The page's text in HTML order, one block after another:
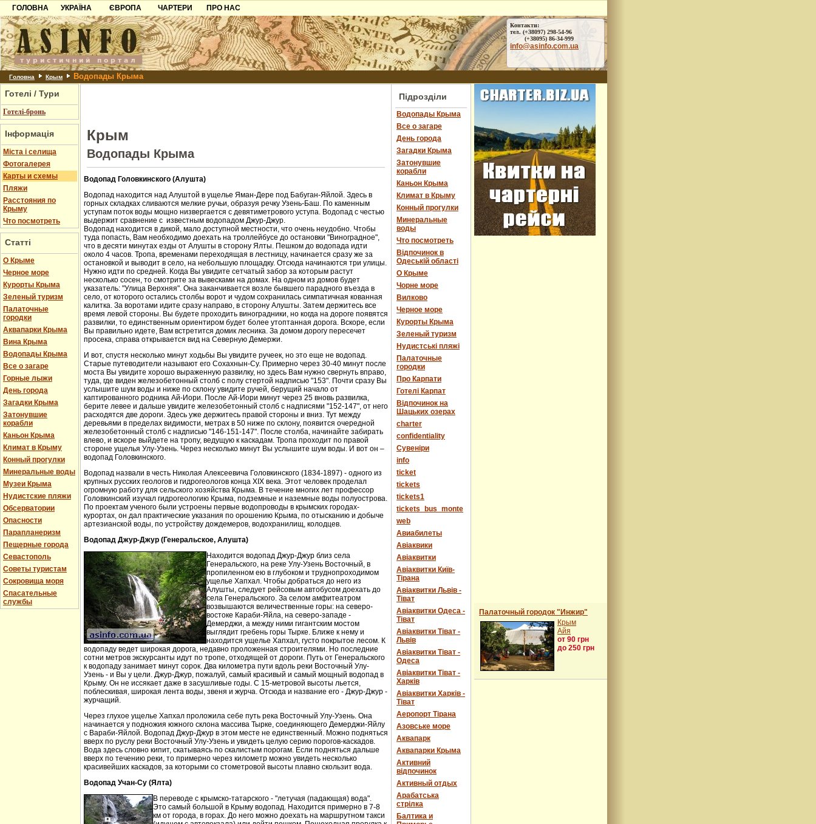
ГОЛОВНА
УКРАЇНА
Карпати
Азов
Причорноморря
Шацьк
ЄВРОПА
Чорногорія
Хорватія
Болгарія
Албанія
ЧАРТЕРИ
ПРО НАС
Контакти
Партнерам
Додати готель
Контакти:
тел. (+38097) 298-54-96
(+38095) 86-34-999
info@asinfo.com.ua
Головна Крым Водопады Крыма
Готелі / Тури
Готелі-бронь
Інформація
Міста і селища
Фотогалерея
Карты и схемы
Пляжи
Расстояния по
Крыму
Что посмотреть
Статті
О Крыме
Черное море
Курорты Крыма
Зеленый туризм
Палаточные
городки
Аквапарки Крыма
Вина Крыма
Водопады Крыма
Все о загаре
Горные лыжи
День города
Загадки Крыма
Затонувшие
корабли
Каньон Крыма
Климат в Крыму
Конный прогулки
Минеральные воды
Музеи Крыма
Нудистские пляжи
Обсерватории
Опасности
Парапланеризм
Пещерные города
Севастополь
Советы туристам
Сокровища моря
Спасательные
службы
Крым
Водопады Крыма
Водопад Головкинского (Алушта)
Водопад находится над Алуштой в ущелье Яман-Дере под Бабуган-Яйлой. Здесь в
горных складках сливаются мелкие ручьи, образуя речку Узень-Баш. По каменным
уступам поток воды мощно низвергается с девятиметрового уступа. Водопад с честью
выдержит сравнение с известным водопадом Джур-Джур.
Водопад находится в дикой, мало доступной местности, что очень неудобно. Чтобы
туда попасть, Вам необходимо доехать на троллейбусе до остановки "Виноградное",
что в десяти минутах езды от Алушты в сторону Ялты. Пешком до водопада идти
около 4 часов. Тропа, временами переходящая в лестницу, начинается сразу же за
остановкой и выводит в село, на небольшую площадку. Отсюда начинаются три улицы.
Нужно идти по средней. Когда Вы увидите сетчатый забор за которым растут
несколько сосен, то смотрите за вывесками на домах. На одном из домов будет
указатель: "Улица Верхняя". Она заканчивается возле бывшего парадного въезда в
село, от которого остались столбы ворот и чудом сохранилась симпатичная кованная
калитка. За воротами идите сразу направо, в сторону Алушты. Затем держитесь все
время левой стороны. Вы будете проходить виноградники, но когда на дороге появятся
развилки, то единственным ориентиром будет более утоптанная дорога. Вскоре, если
Вы правильно идете, Вам встретится домик лесника. За домом дорогу пересечет
просека, справа открывается вид на Северную Демержи.
И вот, спустя несколько минут ходьбы Вы увидите ручеек, но это еще не водопад.
Старые путеводители называют его Сохахнын-Су. Примерно через 30-40 минут после
моста Вы увидите хорошо выраженную развилку, но здесь Вам нужно свернуть вправо,
туда, где виден железобетонный столб с полу стертой надписью "153". Почти сразу Вы
услышите шум воды и ниже по склону увидите ручей, берущий начало от
каптированного родника Ай-Иори. После Ай-Иори минут через 25 вновь развилка,
берите левее и дальше увидите железобетонный столб с надписями "152-147", от него
расходятся две дороги. Здесь уже держитесь правой стороны и вниз. Тут между
деревьями в пределах видимости, метрах в 50 ниже по склону, появится очередной
железобетонный столб с надписью "146-151-147". После столба, начинайте забирать
влево, и вскоре выйдете на тропу, ведущую к каскадам. Тропа проходит по правой
стороне ущелья Улу-Узень. Через несколько минут Вы услышите шум воды. И вот он –
водопад Головкинского.
Водопад назвали в честь Николая Алексеевича Головкинского (1834-1897) - одного из
крупных русских геологов и гидрогеологов конца XIX века. Этот человек проделал
огромную работу для сельского хозяйства Крыма. В течение многих лет профессор
Головкинский изучал гидрогеологию Крыма, подземные и наземные воды полуострова.
По проектам ученого были устроены первые водопроводы в крымских городах-
курортах, он дал практические указания по орошению Крыма, по отысканию и добыче
артезианской воды, по устройству дождемеров, водохранилищ, колодцев.
Водопад Джур-Джур (Генеральское, Алушта)
Находится водопад Джур-Джур близ села
Генеральского, на реке Улу-Узень Восточный, в
пропиленном ею в глубоком и труднопроходимом
ущелье Хапхал. Чтобы добраться до него из
Алушты, следует рейсовым автобусом доехать до
села Генеральского. За селом амфитеатром
возвышаются величественные горы: на северо-
востоке Караби-Яйла, на северо-западе -
Демерджи, а между ними гигантским мостом
выглядит гребень горы Тырке. Ближе к нему и
находится ущелье Хапхал, густо покрытое лесом. К
водопаду ведет широкая дорога, недавно проложенная строителями. Но последние
сотни метров экскурсанты идут по тропе, отходящей от дороги. Путь от Генеральского
к водопаду занимает минут сорок. Два километра пути вдоль реки Восточный Улу-
Узень - и Вы у цели. Джур-Джур, пожалуй, самый красивый и самый мощный водопад в
Крыму. Он не иссякает даже в засушливые годы. С 15-метровой высоты льется,
поблескивая, широкая лента воды, звеня и журча. Отсюда и название его - Джур-Джур -
журчащий.
Через глухое ущелье Хапхал проложила себе путь река Восточный Улу-Узень. Она
начинается у подножия южного склона массива Тырке, соединяющего Демерджи-Яйлу
с Вараби-Яйлой. Водопад Джур-Джур в этом месте не единственный. Можно подняться
вверх по руслу реки Восточный Улу-Узень и увидеть целую серию порогов-каскадов.
Вода здесь словно кипит, скатываясь по скалистым порогам. Если подняться дальше
вверх по течению реки, то примерно через километр можно увидеть несколько
красивейших каскадов, за которыми со стометровой высоты плавно скользит вода.
Водопад Учан-Су (Ялта)
В переводе с крымско-татарского - "летучая (падающая) вода".
Это самый большой в Крыму водопад. Находится примерно в 7-8
км от города, в горах. До него можно доехать на маршрутном такси
Підрозділи
Водопады Крыма
Все о загаре
День города
Загадки Крыма
Затонувшие
корабли
Каньон Крыма
Климат в Крыму
Конный прогулки
Минеральные
воды
Что посмотреть
Відпочинок в
Одеській області
О Крыме
Чорне море
Вилково
Черное море
Курорты Крыма
Зеленый туризм
Нудистські пляжі
Палаточные
городки
Про Карпати
Готелі Карпат
Відпочинок на
Шацьких озерах
charter
confidentiality
Cувеніри
info
ticket
tickets
tickets1
tickets_bus_monte
web
Авиабилеты
Авіаквики
Авіаквитки
Авіаквитки Київ-
Тірана
Авіаквитки Львів -
Тіват
Авіаквитки Одеса -
Тіват
Авіаквитки Тіват -
Львів
Авіаквитки Тіват -
Одеса
Авіаквитки Тіват -
Харків
Авіаквитки Харків -
Тіват
Аеропорт Тірана
Азовське море
Аквапарк
Аквапарки Крыма
Активний
відпочинок
Активный отдых
Арабатська
стрілка
Балтика и
Палаточный городок "Инжир"
Крым
Айя
от 90 грн
до 250 грн